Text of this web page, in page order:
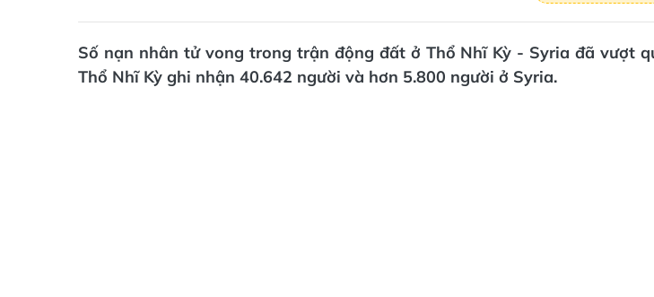
Số nạn nhân tử vong trong trận động đất ở Thổ Nhĩ Kỳ - Syria đã vượt
Thổ Nhĩ Kỳ ghi nhận 40.642 người và hơn 5.800 người ở Syria.